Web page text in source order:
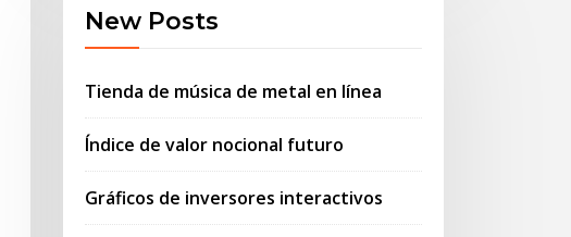
New Posts
Tienda de música de metal en línea
Índice de valor nocional futuro
Gráficos de inversores interactivos